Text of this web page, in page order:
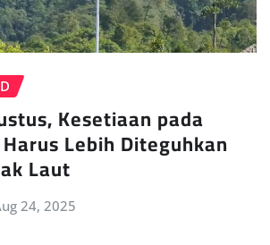
Kesetiaan pada
Lebih Diteguhkan
Laut
24, 2025